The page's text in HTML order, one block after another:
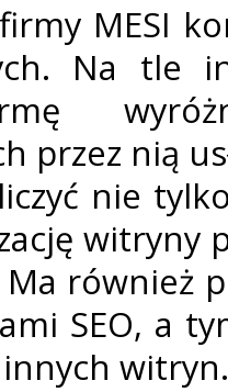
MESI
Na tle
przez nią
nie
witryny
Ma również
SEO, a
witryn.